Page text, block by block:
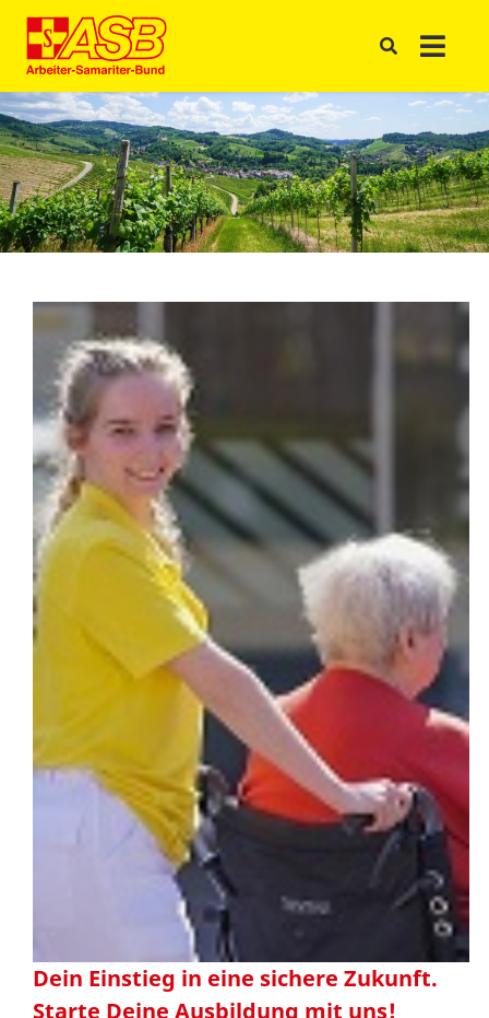
Dein Einstieg in eine sichere Zukunft.
Starte Deine Ausbildung mit uns!